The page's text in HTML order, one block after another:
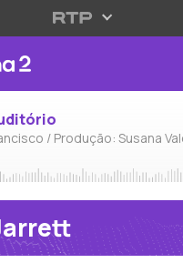
/ Produção: Susana